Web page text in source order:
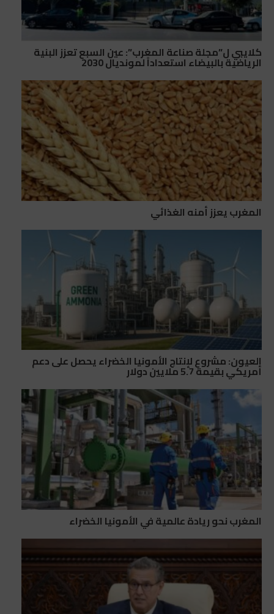
كلايبي ل”مجلة صناعة المغرب”: عين السبع تعزز البنية
الرياضية بالبيضاء استعداداً لمونديال 2030
المغرب يعزز أمنه الغذائي
العيون: مشروع لإنتاج الأمونيا الخضراء يحصل على دعم
أمريكي بقيمة 5.7 ملايين دولار
المغرب نحو ريادة عالمية في الأمونيا الخضراء